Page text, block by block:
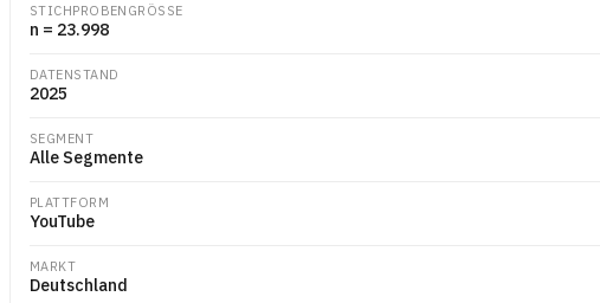
STICHPROBENGRÖSSE
n = 23.998
DATENSTAND
2025
SEGMENT
Alle Segmente
PLATTFORM
YouTube
MARKT
Deutschland